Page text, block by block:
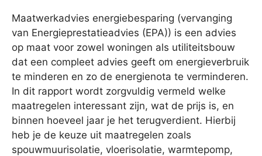
Maatwerkadvies energiebesparing (vervanging
van Energieprestatieadvies (EPA)) is een advies
op maat voor zowel woningen als utiliteitsbouw
dat een compleet advies geeft om energieverbruik
te minderen en zo de energienota te verminderen.
In dit rapport wordt zorgvuldig vermeld welke
maatregelen interessant zijn, wat de prijs is, en
binnen hoeveel jaar je het terugverdient. Hierbij
heb je de keuze uit maatregelen zoals
spouwmuurisolatie, vloerisolatie, warmtepomp,